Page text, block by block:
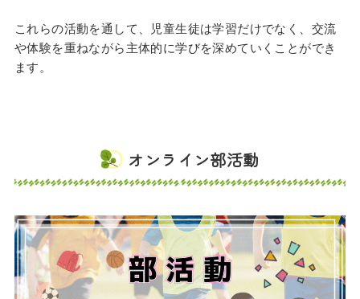
これらの活動を通して、児童生徒は学習だけでなく、交流
や体験を重ねながら主体的に学びを深めていくことができ
ます。
オンライン部活動